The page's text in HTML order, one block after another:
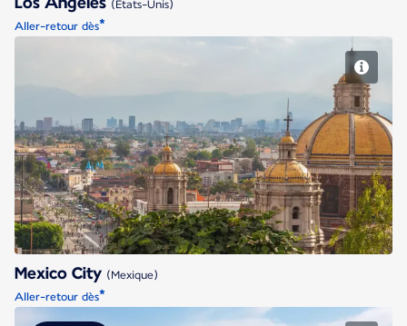
(États-Unis)
Aller-retour dès*
Mexico City
Mexico City (Mexique)
Aller-retour dès*